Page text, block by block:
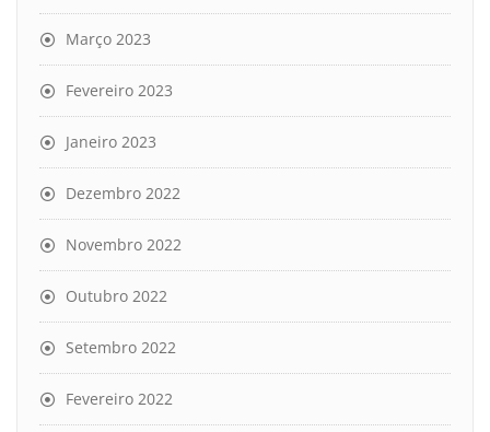
Março 2023
Fevereiro 2023
Janeiro 2023
Dezembro 2022
Novembro 2022
Outubro 2022
Setembro 2022
Fevereiro 2022